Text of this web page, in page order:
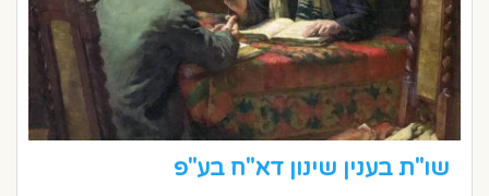
שו"ת בענין שינון דא"ח בע"פ